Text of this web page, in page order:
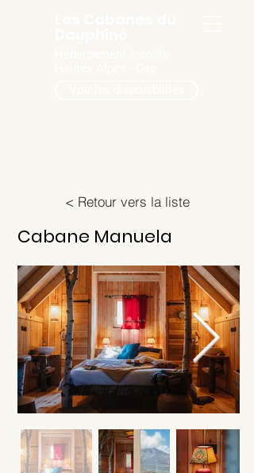
< Retour vers la liste
Cabane Manuela